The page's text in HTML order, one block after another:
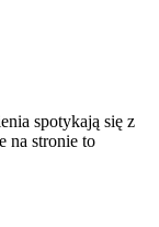
spotykają się z
na stronie to